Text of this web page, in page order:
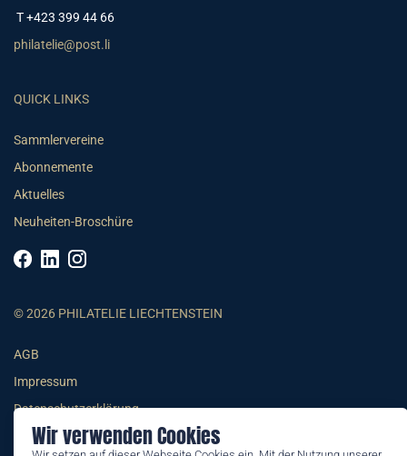
Wir verwenden Cookies
T +423 399 44 66
philatelie@post.li
QUICK LINKS
Sammlervereine
Abonnemente
Aktuelles
Neuheiten-Broschüre
© 2026 PHILATELIE LIECHTENSTEIN
AGB
Impressum
Datenschutzerklärung